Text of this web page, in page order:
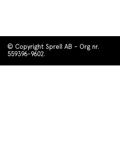
© Copyright Sprell AB - Org nr.
559396-9602.